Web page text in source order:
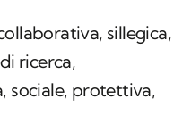
sillegica,
ricerca,
sociale, protettiva,